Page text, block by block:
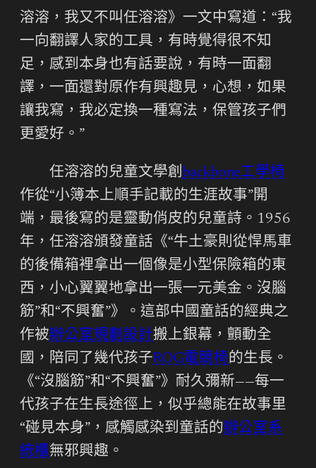
溶溶，我又不叫任溶溶》一文中寫道：“我
一向翻譯人家的工具，有時覺得很不知
足，感到本身也有話要說，有時一面翻
譯，一面還對原作有興趣見，心想，如果
讓我寫，我必定換一種寫法，保管孩子們
更愛好。”
任溶溶的兒童文學創backbone工學椅
作從“小簿本上順手記載的生涯故事”開
端，最後寫的是靈動俏皮的兒童詩。1956
年，任溶溶頒發童話《“牛土豪則從悍馬車
的後備箱裡拿出一個像是小型保險箱的東
西，小心翼翼地拿出一張一元美金。沒腦
筋”和“不興奮”》。這部中國童話的經典之
作被辦公室規劃設計搬上銀幕，顫動全
國，陪同了幾代孩子ROG電競椅的生長。
《“沒腦筋”和“不興奮”》耐久彌新——每一
代孩子在生長途徑上，似乎總能在故事里
“碰見本身”，感觸感染到童話的辦公室系
統櫃無邪興趣。